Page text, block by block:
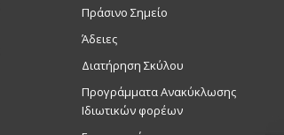
Πράσινο Σημείο
Άδειες
Διατήρηση Σκύλου
Προγράμματα Ανακύκλωσης
Ιδιωτικών φορέων